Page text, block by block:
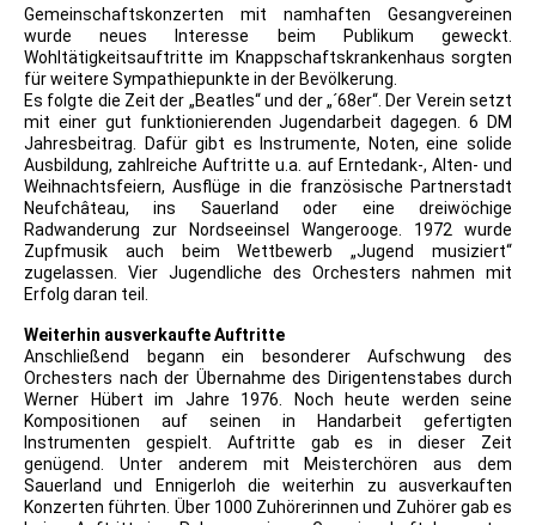
Gemeinschaftskonzerten mit namhaften Gesangvereinen
wurde neues Interesse beim Publikum geweckt.
Wohltätigkeitsauftritte im Knappschaftskrankenhaus sorgten
für weitere Sympathiepunkte in der Bevölkerung.
Es folgte die Zeit der „Beatles“ und der „´68er“. Der Verein setzt
mit einer gut funktionierenden Jugendarbeit dagegen. 6 DM
Jahresbeitrag. Dafür gibt es Instrumente, Noten, eine solide
Ausbildung, zahlreiche Auftritte u.a. auf Erntedank-, Alten- und
Weihnachtsfeiern, Ausflüge in die französische Partnerstadt
Neufchâteau, ins Sauerland oder eine dreiwöchige
Radwanderung zur Nordseeinsel Wangerooge. 1972 wurde
Zupfmusik auch beim Wettbewerb „Jugend musiziert“
zugelassen. Vier Jugendliche des Orchesters nahmen mit
Erfolg daran teil.
Weiterhin ausverkaufte Auftritte
Anschließend begann ein besonderer Aufschwung des
Orchesters nach der Übernahme des Dirigentenstabes durch
Werner Hübert im Jahre 1976. Noch heute werden seine
Kompositionen auf seinen in Handarbeit gefertigten
Instrumenten gespielt. Auftritte gab es in dieser Zeit
genügend. Unter anderem mit Meisterchören aus dem
Sauerland und Ennigerloh die weiterhin zu ausverkauften
Konzerten führten. Über 1000 Zuhörerinnen und Zuhörer gab es